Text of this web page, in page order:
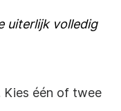
uiterlijk volledig
Kies één of twee